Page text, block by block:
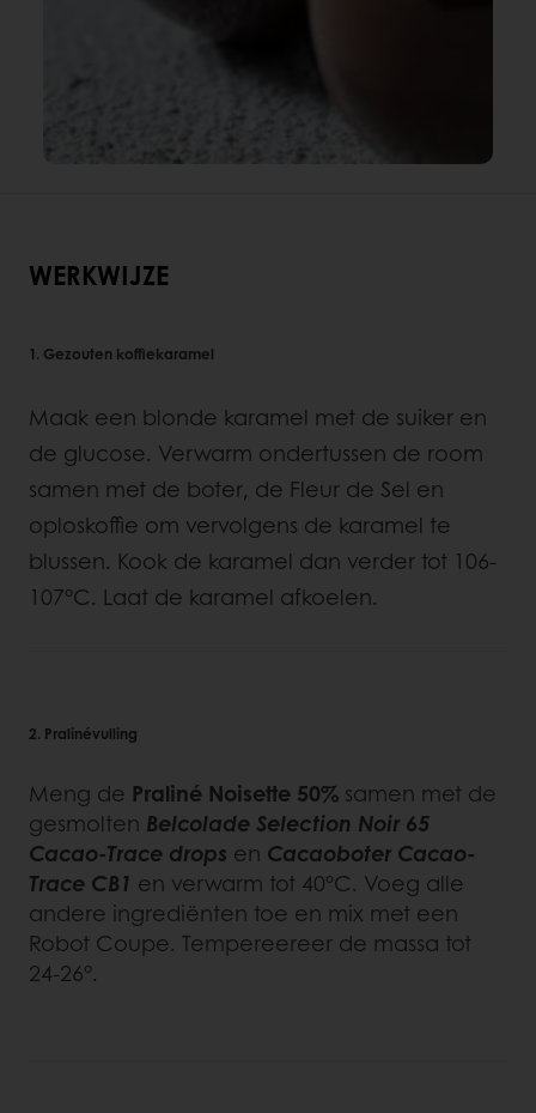
WERKWIJZE
1. Gezouten koffiekaramel
Maak een blonde karamel met de suiker en
de glucose. Verwarm ondertussen de room
samen met de boter, de Fleur de Sel en
oploskoffie om vervolgens de karamel te
blussen. Kook de karamel dan verder tot 106-
107°C. Laat de karamel afkoelen.
2. Pralinévulling
Meng de Praliné Noisette 50% samen met de
gesmolten Belcolade Selection Noir 65
Cacao-Trace drops en Cacaoboter Cacao-
Trace CB1 en verwarm tot 40°C. Voeg alle
andere ingrediënten toe en mix met een
Robot Coupe. Tempereereer de massa tot
24-26°.